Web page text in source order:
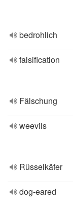
bedrohlich
falsification
Fälschung
weevils
Rüsselkäfer
dog-eared